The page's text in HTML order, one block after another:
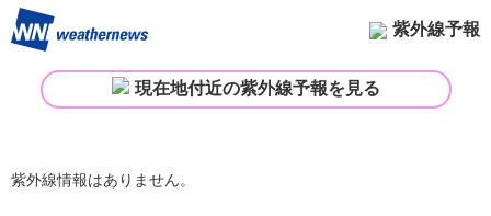
紫外線予報
現在地付近の紫外線予報を見る
紫外線情報はありません。